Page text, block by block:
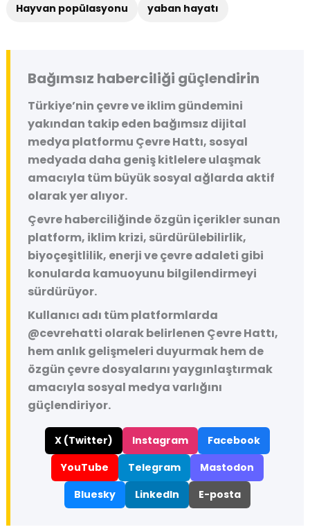
Hayvan popülasyonu
yaban hayatı
Bağımsız haberciliği güçlendirin
Türkiye’nin çevre ve iklim gündemini
yakından takip eden bağımsız dijital
medya platformu Çevre Hattı, sosyal
medyada daha geniş kitlelere ulaşmak
amacıyla tüm büyük sosyal ağlarda aktif
olarak yer alıyor.
Çevre haberciliğinde özgün içerikler sunan
platform, iklim krizi, sürdürülebilirlik,
biyoçeşitlilik, enerji ve çevre adaleti gibi
konularda kamuoyunu bilgilendirmeyi
sürdürüyor.
Kullanıcı adı tüm platformlarda
@cevrehatti olarak belirlenen Çevre Hattı,
hem anlık gelişmeleri duyurmak hem de
özgün çevre dosyalarını yaygınlaştırmak
amacıyla sosyal medya varlığını
güçlendiriyor.
X (Twitter) Instagram
Facebook
YouTube
Telegram
Mastodon
Bluesky
LinkedIn E-posta